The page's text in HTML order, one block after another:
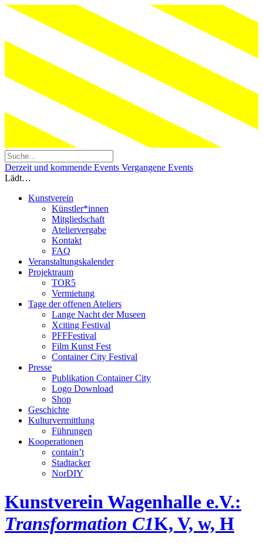
Derzeit und kommende Events Vergangene Events
Lädt…
Kunstverein
Künstler*innen
Mitgliedschaft
Ateliervergabe
Kontakt
FAQ
Veranstaltungskalender
Projektraum
TOR5
Vermietung
Tage der offenen Ateliers
Lange Nacht der Museen
Xciting Festival
PFFFestival
Film Kunst Fest
Container City Festival
Presse
Publikation Container City
Logo Download
Shop
Geschichte
Kulturvermittlung
Führungen
Kooperationen
contain’t
Stadtacker
NorDIY
Kunstverein Wagenhalle e.V.:
Transformation C1K, V, w, H